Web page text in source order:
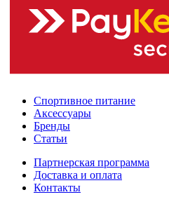
Спортивное питание
Аксессуары
Бренды
Статьи
Партнерская программа
Доставка и оплата
Контакты